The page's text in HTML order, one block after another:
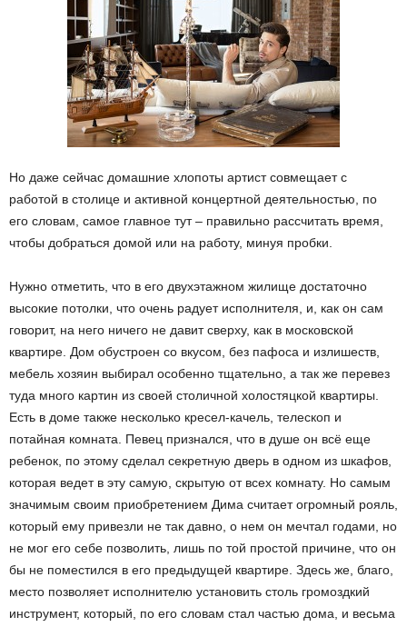
Но даже сейчас домашние хлопоты артист совмещает с
работой в столице и активной концертной деятельностью, по
его словам, самое главное тут – правильно рассчитать время,
чтобы добраться домой или на работу, минуя пробки.
Нужно отметить, что в его двухэтажном жилище достаточно
высокие потолки, что очень радует исполнителя, и, как он сам
говорит, на него ничего не давит сверху, как в московской
квартире. Дом обустроен со вкусом, без пафоса и излишеств,
мебель хозяин выбирал особенно тщательно, а так же перевез
туда много картин из своей столичной холостяцкой квартиры.
Есть в доме также несколько кресел-качель, телескоп и
потайная комната. Певец признался, что в душе он всё еще
ребенок, по этому сделал секретную дверь в одном из шкафов,
которая ведет в эту самую, скрытую от всех комнату. Но самым
значимым своим приобретением Дима считает огромный рояль,
который ему привезли не так давно, о нем он мечтал годами, но
не мог его себе позволить, лишь по той простой причине, что он
бы не поместился в его предыдущей квартире. Здесь же, благо,
место позволяет исполнителю установить столь громоздкий
инструмент, который, по его словам стал частью дома, и весьма